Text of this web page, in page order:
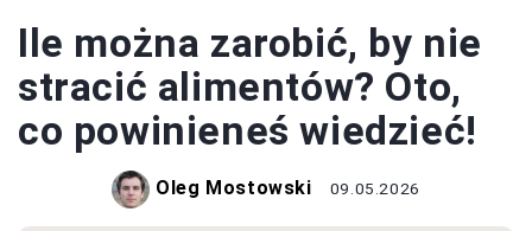
Ile można zarobić, by nie
stracić alimentów? Oto,
co powinieneś wiedzieć!
Oleg Mostowski 09.05.2026